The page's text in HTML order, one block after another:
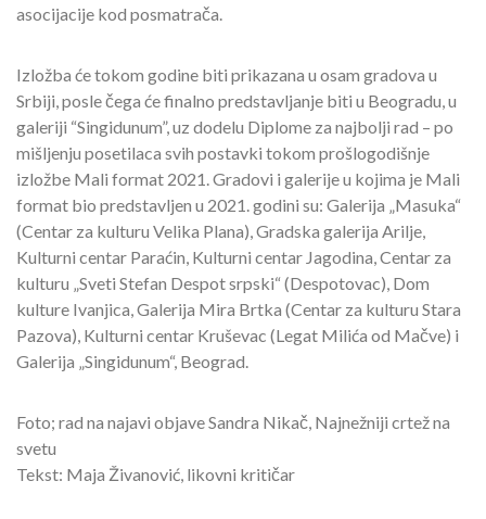
asocijacije kod posmatrača.
Izložba će tokom godine biti prikazana u osam gradova u
Srbiji, posle čega će finalno predstavljanje biti u Beogradu, u
galeriji “Singidunum”, uz dodelu Diplome za najbolji rad – po
mišljenju posetilaca svih postavki tokom prošlogodišnje
izložbe Mali format 2021. Gradovi i galerije u kojima je Mali
format bio predstavljen u 2021. godini su: Galerija „Masuka“
(Centar za kulturu Velika Plana), Gradska galerija Arilje,
Kulturni centar Paraćin, Kulturni centar Jagodina, Centar za
kulturu „Sveti Stefan Despot srpski“ (Despotovac), Dom
kulture Ivanjica, Galerija Mira Brtka (Centar za kulturu Stara
Pazova), Kulturni centar Kruševac (Legat Milića od Mačve) i
Galerija „Singidunum“, Beograd.
Foto; rad na najavi objave Sandra Nikač, Najnežniji crtež na
svetu
Tekst: Maja Živanović, likovni kritičar